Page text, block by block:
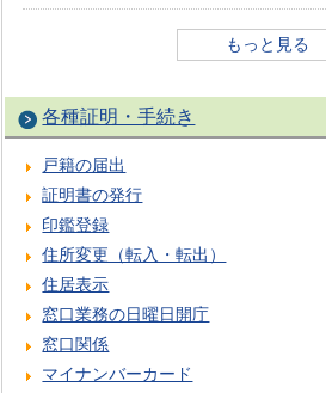
もっと見る
各種証明・手続き
戸籍の届出
証明書の発行
印鑑登録
住所変更（転入・転出）
住居表示
窓口業務の日曜日開庁
窓口関係
マイナンバーカード